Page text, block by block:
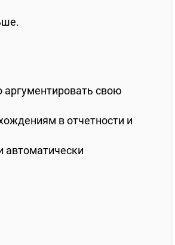
аргументировать свою
в отчетности и
автоматически